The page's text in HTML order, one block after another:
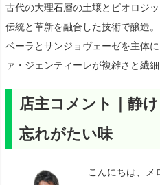
古代の大理石層の土壌とビオロジ
伝統と革新を融合した技術で醸造
ベーラとサンジョヴェーゼを主体
ァ・ジェンティーレが複雑さと繊
店主コメント｜静
忘れがたい味
こんにちは、メ